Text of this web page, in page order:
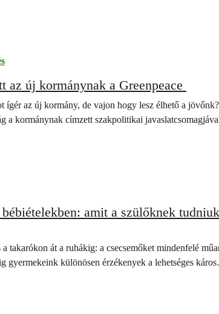
új kormánynak a Greenpeace
ígér az új kormány, de vajon hogy lesz élhető a
a kormánynak címzett szakpolitikai
amit a szülőknek
takarókon át a ruhákig: a csecsemőket mindenfelé
gyermekeink különösen érzékenyek a lehetséges